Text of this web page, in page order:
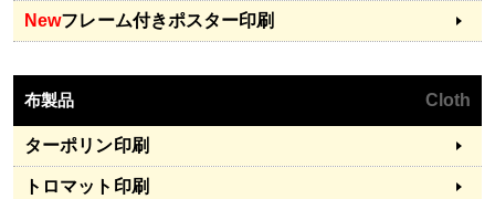
Newフレーム付きポスター印刷
布製品 Cloth
ターポリン印刷
トロマット印刷